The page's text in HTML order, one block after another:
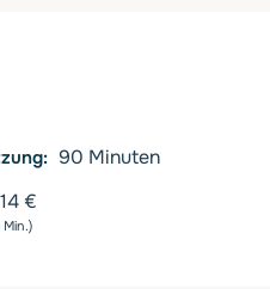
90 Minuten
€